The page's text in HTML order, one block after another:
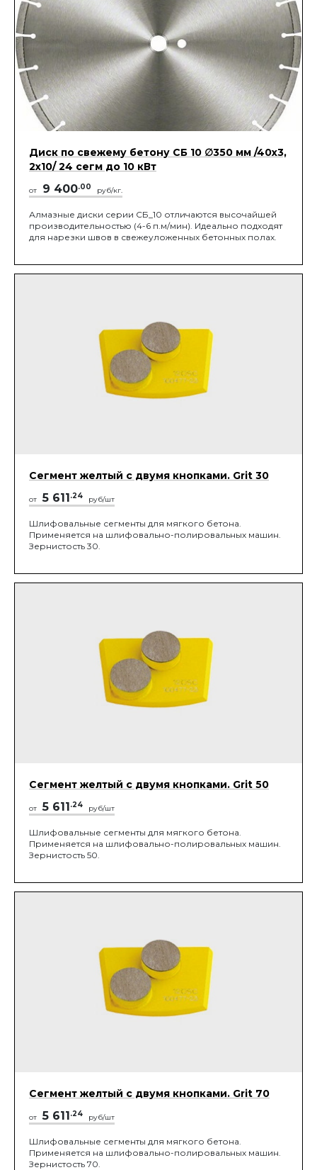
Диск по свежему бетону СБ 10 ∅350 мм /40x3,
2x10/ 24 сегм до 10 кВт
от 9 400.00 руб/кг.
Алмазные диски серии СБ_10 отличаются высочайшей
производительностью (4-6 п.м/мин). Идеально подходят
для нарезки швов в свежеуложенных бетонных полах.
Сегмент желтый с двумя кнопками. Grit 30
от 5 611.24 руб/шт
Шлифовальные сегменты для мягкого бетона.
Применяется на шлифовально-полировальных машин.
Зернистость 30.
Сегмент желтый с двумя кнопками. Grit 50
от 5 611.24 руб/шт
Шлифовальные сегменты для мягкого бетона.
Применяется на шлифовально-полировальных машин.
Зернистость 50.
Сегмент желтый с двумя кнопками. Grit 70
от 5 611.24 руб/шт
Шлифовальные сегменты для мягкого бетона.
Применяется на шлифовально-полировальных машин.
Зернистость 70.